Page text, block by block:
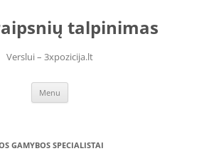
talpinimas
Verslui – 3xpozicija.lt
Menu
GAMYBOS SPECIALISTAI